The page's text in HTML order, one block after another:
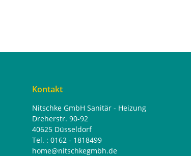
Kontakt
Nitschke GmbH Sanitär - Heizung
Dreherstr. 90-92
40625 Düsseldorf
Tel. : 0162 - 1818499
home@nitschkegmbh.de